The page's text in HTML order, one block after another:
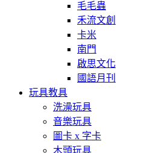
毛毛蟲
禾流文創
卡米
南門
啟思文化
國語月刊
玩具教具
洗澡玩具
音樂玩具
圖卡 x 字卡
木頭玩具